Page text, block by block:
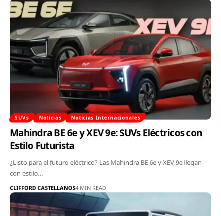
SUVs Noticias Noticias Internacionales
Mahindra BE 6e y XEV 9e: SUVs Eléctricos con
Estilo Futurista
¿Listo para el futuro eléctrico? Las Mahindra BE 6e y XEV 9e llegan
con estilo…
CLIFFORD CASTELLANOS4 MIN READ